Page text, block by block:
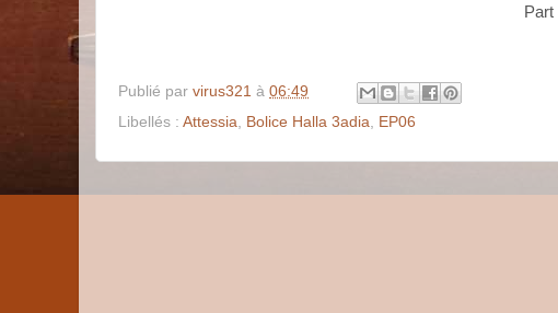
Publié par virus321 à 06:49
Libellés : Attessia Bolice Halla 3adia EP06